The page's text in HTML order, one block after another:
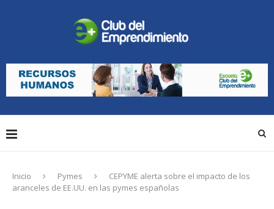
Inicio Pymes
CEPYME alerta sobre el impacto de los
aranceles de EE.UU. en las pymes españolas